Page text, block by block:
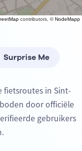
contributors, ©NodeMapp
Surprise Me
fietsroutes in Sint-
door officiële
gebruikers